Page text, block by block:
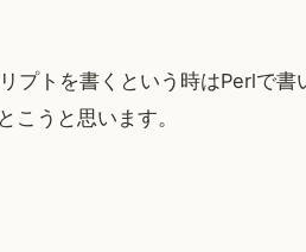
プトを書くという時はPerlで書
こうと思います。